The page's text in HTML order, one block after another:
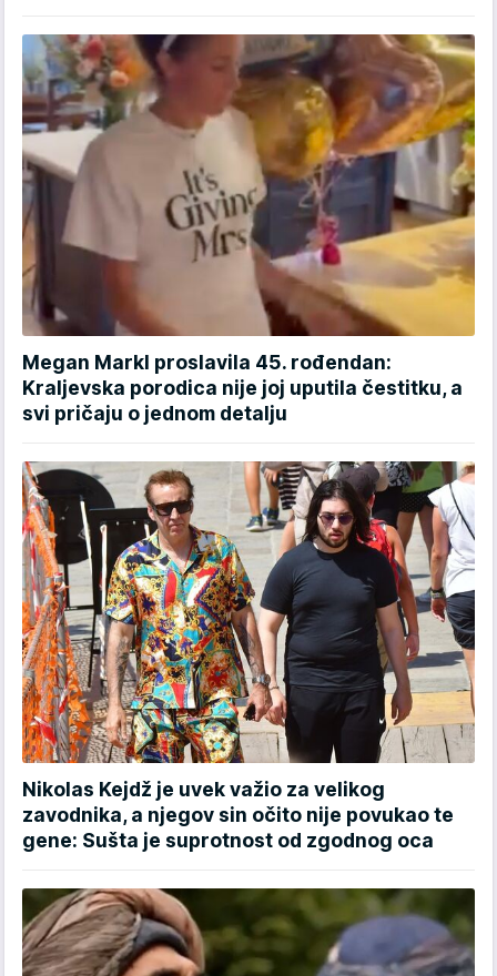
Megan Markl proslavila 45. rođendan:
Kraljevska porodica nije joj uputila čestitku, a
svi pričaju o jednom detalju
Nikolas Kejdž je uvek važio za velikog
zavodnika, a njegov sin očito nije povukao te
gene: Sušta je suprotnost od zgodnog oca